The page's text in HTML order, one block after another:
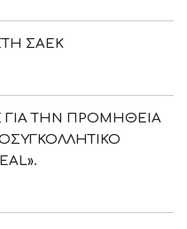
ΣΑΕΚ
ΓΙΑ ΤΗΝ ΠΡΟΜΗΘΕΙΑ